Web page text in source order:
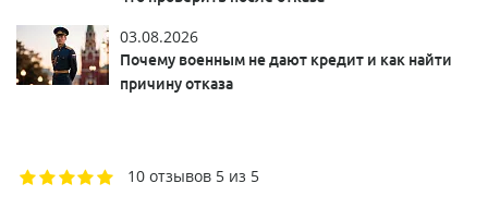
03.08.2026
Почему военным не дают кредит и как найти
причину отказа
10 отзывов 5 из 5